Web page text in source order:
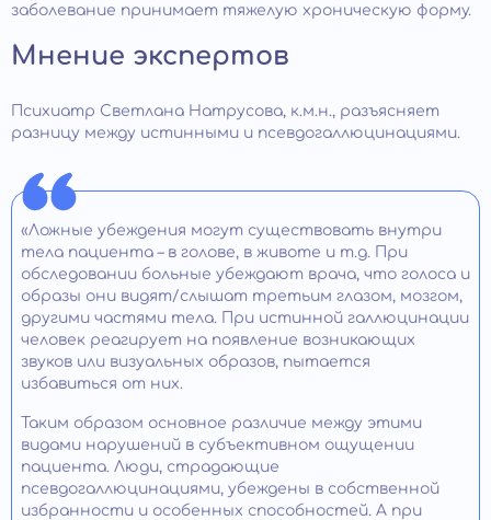
заболевание принимает тяжелую хроническую форму.
Мнение экспертов
Психиатр Светлана Натрусова, к.м.н., разъясняет
разницу между истинными и псевдогаллюцинациями.
«Ложные убеждения могут существовать внутри
тела пациента – в голове, в животе и т.д. При
обследовании больные убеждают врача, что голоса и
образы они видят/слышат третьим глазом, мозгом,
другими частями тела. При истинной галлюцинации
человек реагирует на появление возникающих
звуков или визуальных образов, пытается
избавиться от них.
Таким образом основное различие между этими
видами нарушений в субъективном ощущении
пациента. Люди, страдающие
псевдогаллюцинациями, убеждены в собственной
избранности и особенных способностей. А при